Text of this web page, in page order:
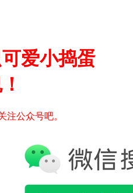
爱小捣蛋
注公众号吧。